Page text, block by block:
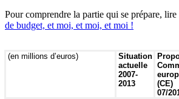
Pour comprendre la partie qui se prépare, lire
de budget, et moi, et moi, et moi !
(en millions d’euros)
Situation
actuelle
2007-
2013
(CE)
07/